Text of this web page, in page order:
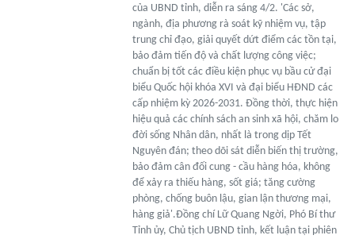
của UBND tỉnh, diễn ra sáng 4/2. 'Các sở,
ngành, địa phương rà soát kỹ nhiệm vụ, tập
trung chỉ đạo, giải quyết dứt điểm các tồn tại,
bảo đảm tiến độ và chất lượng công việc;
chuẩn bị tốt các điều kiện phục vụ bầu cử đại
biểu Quốc hội khóa XVI và đại biểu HĐND các
cấp nhiệm kỳ 2026-2031. Đồng thời, thực hiện
hiệu quả các chính sách an sinh xã hội, chăm lo
đời sống Nhân dân, nhất là trong dịp Tết
Nguyên đán; theo dõi sát diễn biến thị trường,
bảo đảm cân đối cung - cầu hàng hóa, không
để xảy ra thiếu hàng, sốt giá; tăng cường
phòng, chống buôn lậu, gian lận thương mại,
hàng giả'.Đồng chí Lữ Quang Ngời, Phó Bí thư
Tỉnh ủy, Chủ tịch UBND tỉnh, kết luận tại phiên